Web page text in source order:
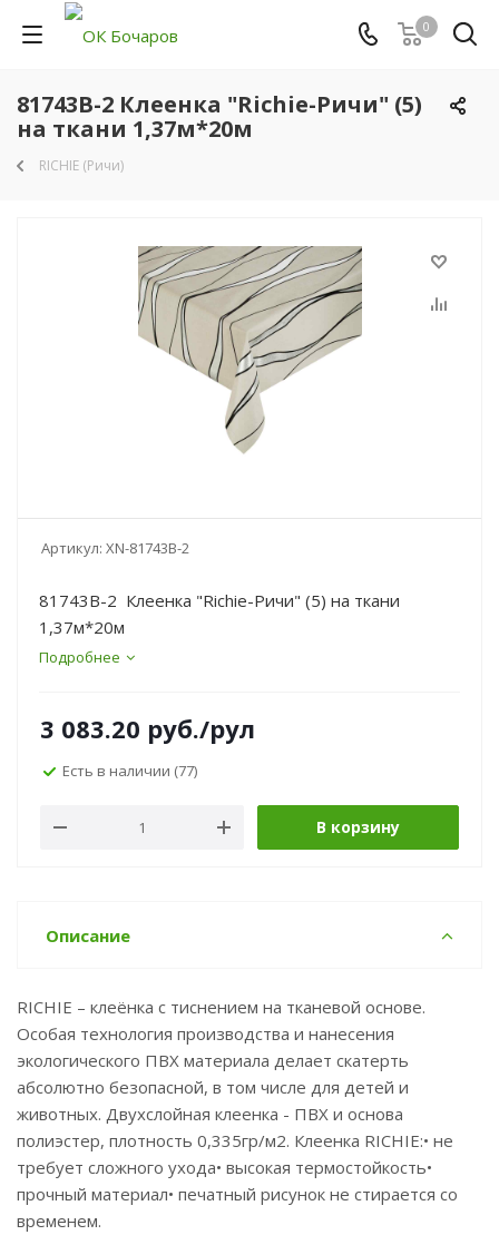
0
81743B-2 Клеенка "Richie-Ричи" (5)
на ткани 1,37м*20м
RICHIE (Ричи)
Артикул: XN-81743B-2
81743B-2 Клеенка "Richie-Ричи" (5) на ткани
1,37м*20м
Подробнее
3 083.20 руб./рул
Есть в наличии (77)
В корзину
Описание
RICHIE – клеёнка с тиснением на тканевой основе.
Особая технология производства и нанесения
экологического ПВХ материала делает скатерть
абсолютно безопасной, в том числе для детей и
животных. Двухслойная клеенка - ПВХ и основа
полиэстер, плотность 0,335гр/м2. Клеенка RICHIE:• не
требует сложного ухода• высокая термостойкость•
прочный материал• печатный рисунок не стирается со
временем.